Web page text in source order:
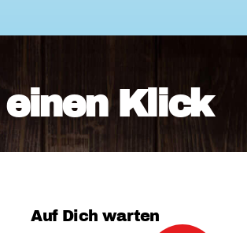
Klick
Auf Dich warten